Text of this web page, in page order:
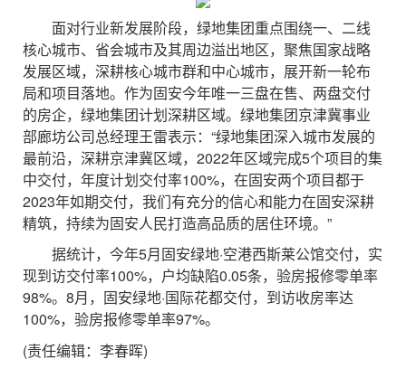
面对行业新发展阶段，绿地集团重点围绕一、二线
核心城市、省会城市及其周边溢出地区，聚焦国家战略
发展区域，深耕核心城市群和中心城市，展开新一轮布
局和项目落地。作为固安今年唯一三盘在售、两盘交付
的房企，绿地集团计划深耕区域。绿地集团京津冀事业
部廊坊公司总经理王雷表示：“绿地集团深入城市发展的
最前沿，深耕京津冀区域，2022年区域完成5个项目的集
中交付，年度计划交付率100%，在固安两个项目都于
2023年如期交付，我们有充分的信心和能力在固安深耕
精筑，持续为固安人民打造高品质的居住环境。”
据统计，今年5月固安绿地·空港西斯莱公馆交付，实
现到访交付率100%，户均缺陷0.05条，验房报修零单率
98%。8月，固安绿地·国际花都交付，到访收房率达
100%，验房报修零单率97%。
(责任编辑：李春晖)